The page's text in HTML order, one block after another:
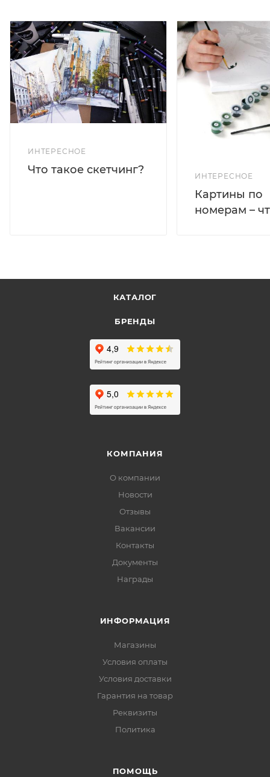
ИНТЕРЕСНОЕ
Что такое скетчинг?
ИНТЕРЕСНОЕ
Картины по
номерам –
КАТАЛОГ
БРЕНДЫ
КОМПАНИЯ
О компании
Новости
Отзывы
Вакансии
Контакты
Документы
Награды
ИНФОРМАЦИЯ
Магазины
Условия оплаты
Условия доставки
Гарантия на товар
Реквизиты
Политика
ПОМОЩЬ